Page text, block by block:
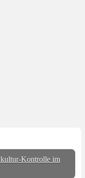
Kontrolle im